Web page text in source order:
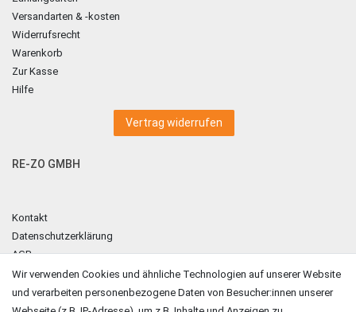
Versandarten & -kosten
Widerrufsrecht
Warenkorb
Zur Kasse
Hilfe
Vertrag widerrufen
RE-ZO GMBH
Kontakt
Datenschutzerklärung
AGB
Impressum
Wir verwenden Cookies und ähnliche Technologien auf unserer Website
und verarbeiten personenbezogene Daten von Besucher:innen unserer